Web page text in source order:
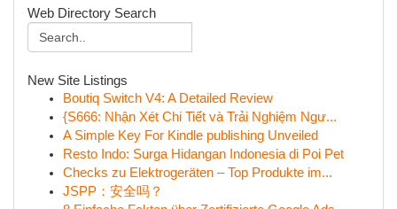
Web Directory Search
New Site Listings
Boutiq Switch V4: A Detailed Review
{S666: Nhận Xét Chi Tiết và Trải Nghiệm Ngư...
A Simple Key For Kindle publishing Unveiled
Resto Indo: Surga Hidangan Indonesia di Poi Pet
Checks zu Elektrogeräten – Top Produkte im...
JSPP：安全吗？